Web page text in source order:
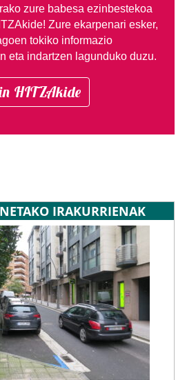
zure babesa ezinbestekoa
Zure ekarpenari esker,
tokiko informazio
eta indartzen lagunduko duzu.
HITZAkide
IRAKURRIENAK